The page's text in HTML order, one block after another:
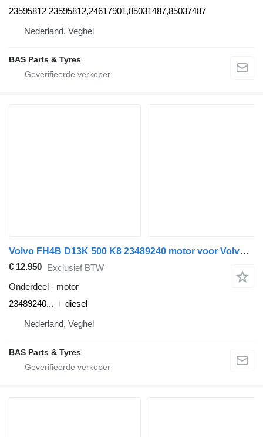
23595812 23595812,24617901,85031487,85037487
Nederland, Veghel
BAS Parts & Tyres
Volvo FH4B D13K 500 K8 23489240 motor voor Volvo FH4B vrachtwagen
€ 12.950 Exclusief BTW
Onderdeel - motor
23489240...
diesel
Nederland, Veghel
BAS Parts & Tyres